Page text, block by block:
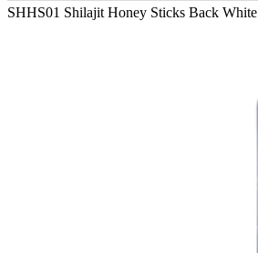
SHHS01 Shilajit Honey Sticks Back White